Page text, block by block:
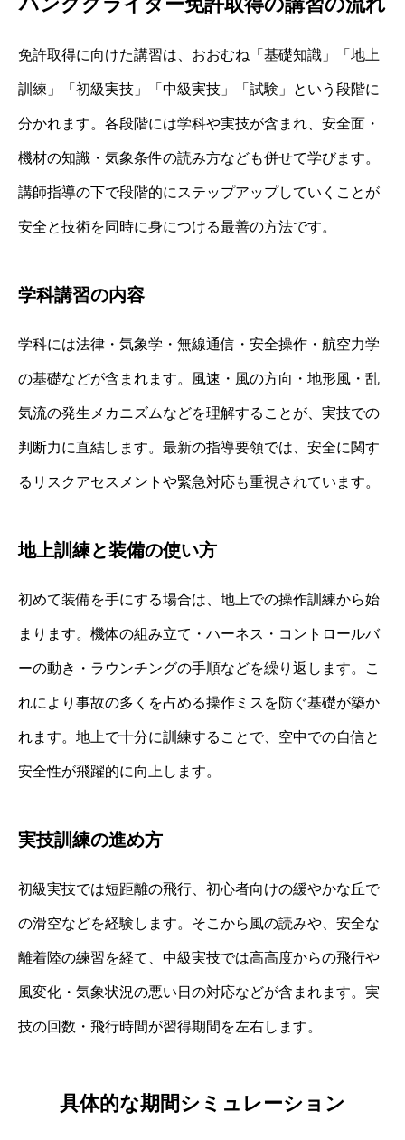
免許取得に向けた講習は、おおむね「基礎知識」「地上
訓練」「初級実技」「中級実技」「試験」という段階に
分かれます。各段階には学科や実技が含まれ、安全面・
機材の知識・気象条件の読み方なども併せて学びます。
講師指導の下で段階的にステップアップしていくことが
安全と技術を同時に身につける最善の方法です。
学科講習の内容
学科には法律・気象学・無線通信・安全操作・航空力学
の基礎などが含まれます。風速・風の方向・地形風・乱
気流の発生メカニズムなどを理解することが、実技での
判断力に直結します。最新の指導要領では、安全に関す
るリスクアセスメントや緊急対応も重視されています。
地上訓練と装備の使い方
初めて装備を手にする場合は、地上での操作訓練から始
まります。機体の組み立て・ハーネス・コントロールバ
ーの動き・ラウンチングの手順などを繰り返します。こ
れにより事故の多くを占める操作ミスを防ぐ基礎が築か
れます。地上で十分に訓練することで、空中での自信と
安全性が飛躍的に向上します。
実技訓練の進め方
初級実技では短距離の飛行、初心者向けの緩やかな丘で
の滑空などを経験します。そこから風の読みや、安全な
離着陸の練習を経て、中級実技では高高度からの飛行や
風変化・気象状況の悪い日の対応などが含まれます。実
技の回数・飛行時間が習得期間を左右します。
具体的な期間シミュレーション